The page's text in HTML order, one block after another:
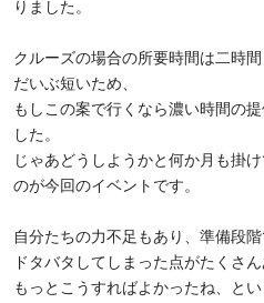
りました。
クルーズの場合の所要時間は二時
だいぶ短いため、
もしこの案で行くなら濃い時間の
した。
じゃあどうしようかと何か月も掛
のが今回のイベントです。
自分たちの力不足もあり、準備段
ドタバタしてしまった点がたくさん
もっとこうすればよかったね、と